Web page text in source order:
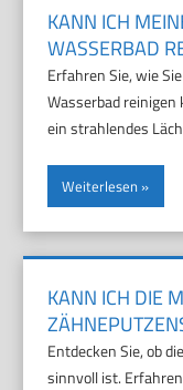
KANN ICH
WASSERBAD
Erfahren Sie, wie
Wasserbad reinigen
ein strahlendes
Weiterlesen
KANN ICH DIE
Entdecken Sie, ob
sinnvoll ist.